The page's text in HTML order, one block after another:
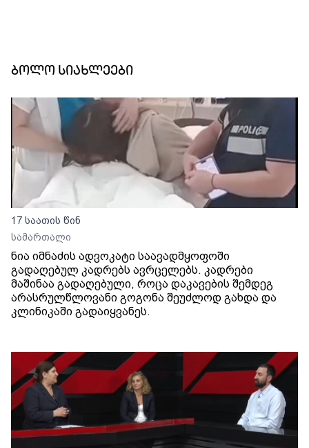
ბოლო სიახლეები
17 საათის წინ
სამართალი
ნია იმნაძის ადვოკატი საავადმყოფოში
გადაღებულ კადრებს ავრცელებს. კადრები
მაშინაა გადაღებული, როცა დაკავების შემდეგ
არასრულწლოვანი გოგონა შეუძლოდ გახდა და
კლინიკაში გადაიყვანეს.